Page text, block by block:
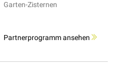
Garten-Zisternen
Partnerprogramm ansehen